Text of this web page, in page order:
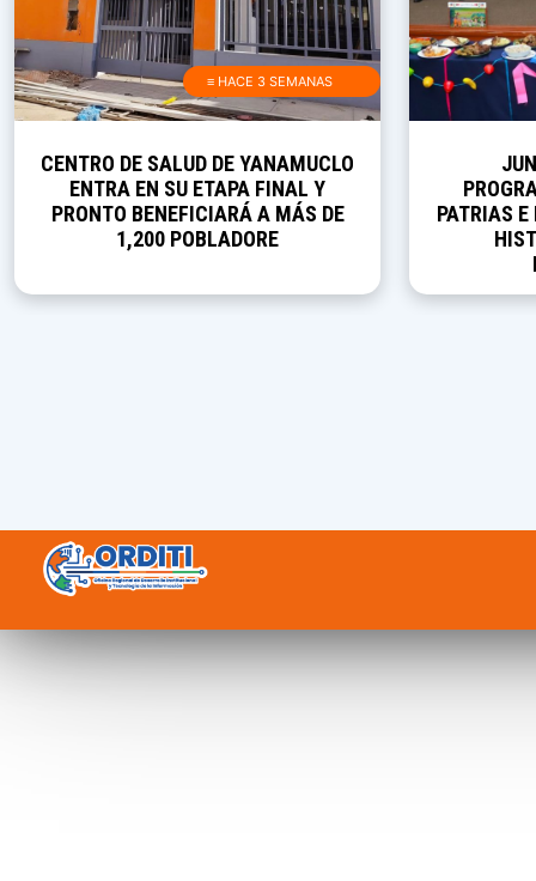
≡ HACE 3 SEMANAS
CENTRO DE SALUD DE YANAMUCLO
ENTRA EN SU ETAPA FINAL Y
PRONTO BENEFICIARÁ A MÁS DE
1,200 POBLADORE
PATRIAS